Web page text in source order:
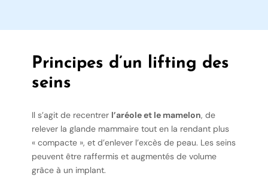
Principes d’un lifting des
seins
Il s’agit de recentrer l’aréole et le mamelon, de
relever la glande mammaire tout en la rendant plus
« compacte », et d’enlever l’excès de peau. Les seins
peuvent être raffermis et augmentés de volume
grâce à un implant.